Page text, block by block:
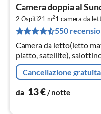
Camera doppia al
2 Ospiti21 m21 camera da
550
Camera da letto(letto
piatto, satellite),
frigorifero)
Cancellazione gratuita
da 13€/ notte